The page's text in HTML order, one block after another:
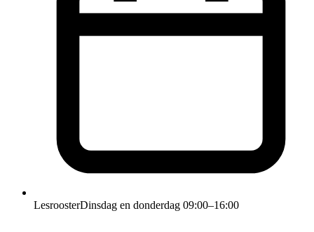
LesroosterDinsdag en donderdag 09:00–16:00